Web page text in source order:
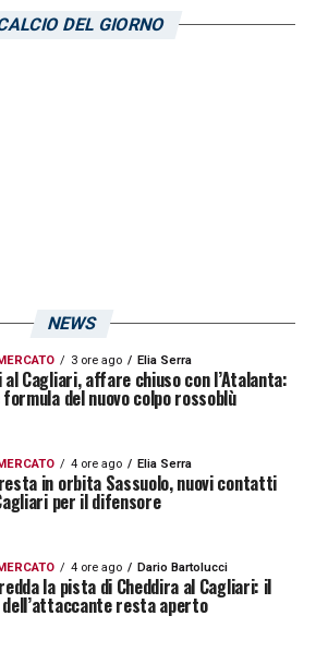
ex Nacional e PSV non
DEL GIORNO
NEWS
3 ore ago Elia Serra
al Cagliari, affare chiuso con l’Atalanta:
del nuovo colpo rossoblù
4 ore ago Elia Serra
in orbita Sassuolo, nuovi contatti
per il difensore
4 ore ago Dario Bartolucci
la pista di Cheddira al Cagliari: il
resta aperto